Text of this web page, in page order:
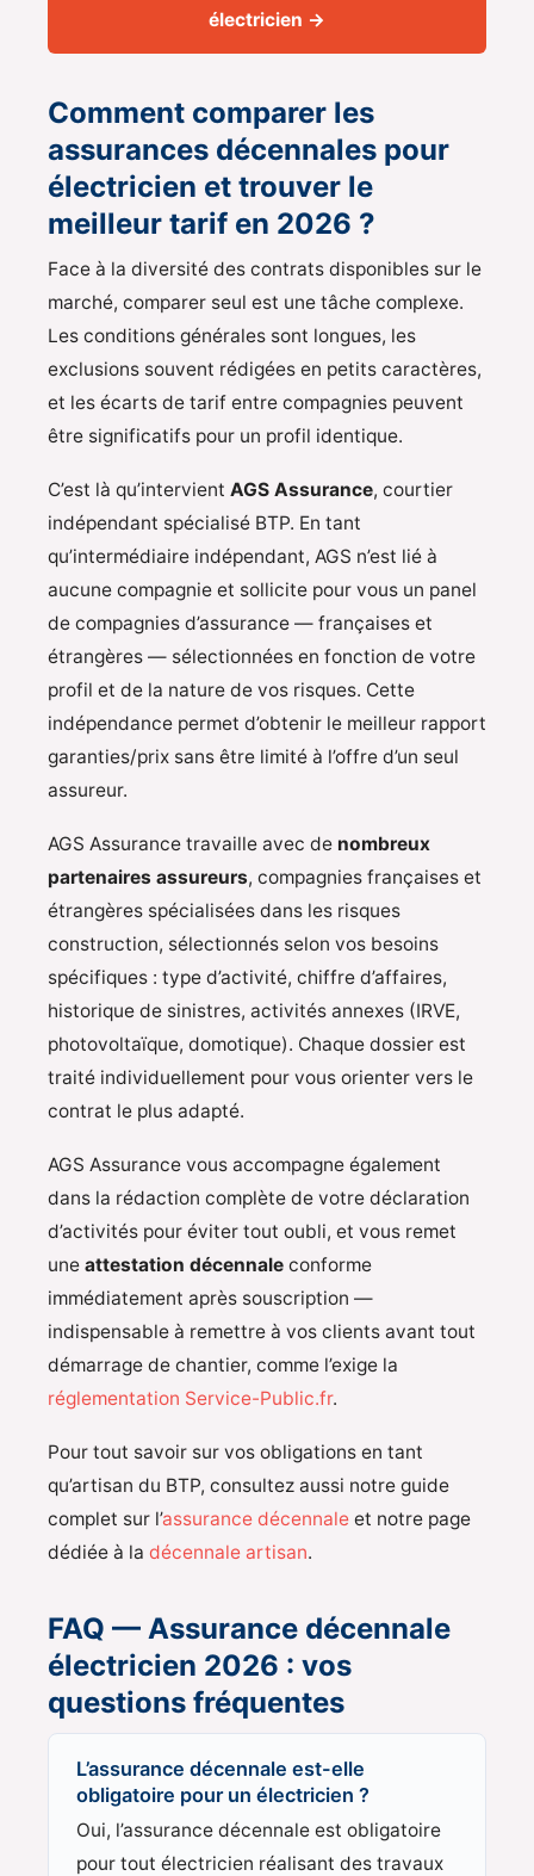
électricien →
Comment comparer les
assurances décennales pour
électricien et trouver le
meilleur tarif en 2026 ?
Face à la diversité des contrats disponibles sur le
marché, comparer seul est une tâche complexe.
Les conditions générales sont longues, les
exclusions souvent rédigées en petits caractères,
et les écarts de tarif entre compagnies peuvent
être significatifs pour un profil identique.
C’est là qu’intervient AGS Assurance, courtier
indépendant spécialisé BTP. En tant
qu’intermédiaire indépendant, AGS n’est lié à
aucune compagnie et sollicite pour vous un panel
de compagnies d’assurance — françaises et
étrangères — sélectionnées en fonction de votre
profil et de la nature de vos risques. Cette
indépendance permet d’obtenir le meilleur rapport
garanties/prix sans être limité à l’offre d’un seul
assureur.
AGS Assurance travaille avec de nombreux
partenaires assureurs, compagnies françaises et
étrangères spécialisées dans les risques
construction, sélectionnés selon vos besoins
spécifiques : type d’activité, chiffre d’affaires,
historique de sinistres, activités annexes (IRVE,
photovoltaïque, domotique). Chaque dossier est
traité individuellement pour vous orienter vers le
contrat le plus adapté.
AGS Assurance vous accompagne également
dans la rédaction complète de votre déclaration
d’activités pour éviter tout oubli, et vous remet
une attestation décennale conforme
immédiatement après souscription —
indispensable à remettre à vos clients avant tout
démarrage de chantier, comme l’exige la
réglementation Service-Public.fr.
Pour tout savoir sur vos obligations en tant
qu’artisan du BTP, consultez aussi notre guide
complet sur l’assurance décennale et notre page
dédiée à la décennale artisan.
FAQ — Assurance décennale
électricien 2026 : vos
questions fréquentes
L’assurance décennale est-elle
obligatoire pour un électricien ?
Oui, l’assurance décennale est obligatoire
pour tout électricien réalisant des travaux